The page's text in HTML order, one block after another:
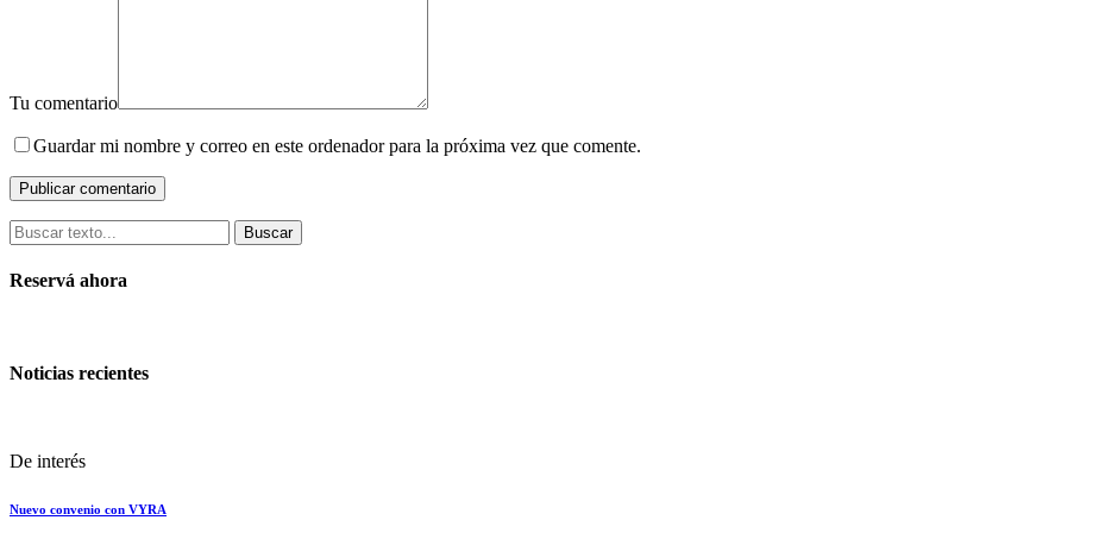
Tu comentario
Guardar mi nombre y correo en este ordenador para la próxima vez que comente.
Buscar
Reservá ahora
Noticias recientes
De interés
Nuevo convenio con VYRA